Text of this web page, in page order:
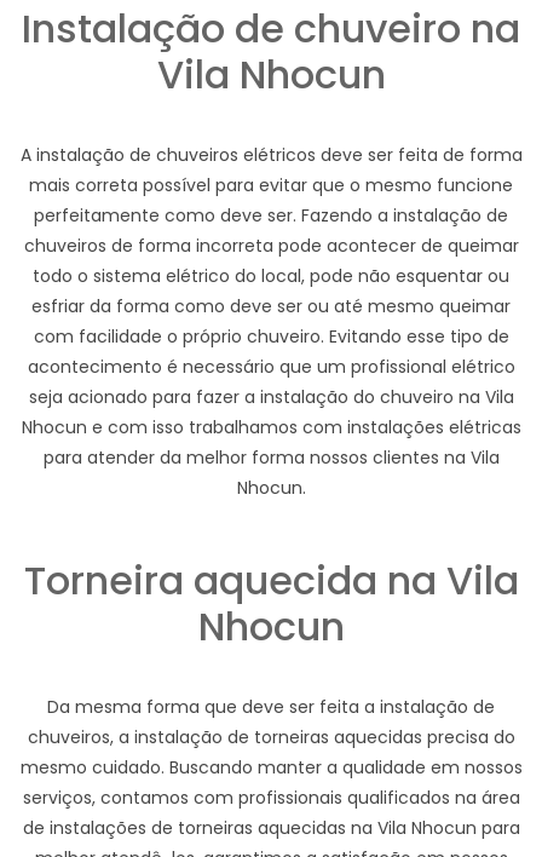
Instalação de chuveiro na
Vila Nhocun
A instalação de chuveiros elétricos deve ser feita de forma
mais correta possível para evitar que o mesmo funcione
perfeitamente como deve ser. Fazendo a instalação de
chuveiros de forma incorreta pode acontecer de queimar
todo o sistema elétrico do local, pode não esquentar ou
esfriar da forma como deve ser ou até mesmo queimar
com facilidade o próprio chuveiro. Evitando esse tipo de
acontecimento é necessário que um profissional elétrico
seja acionado para fazer a instalação do chuveiro na Vila
Nhocun e com isso trabalhamos com instalações elétricas
para atender da melhor forma nossos clientes na Vila
Nhocun.
Torneira aquecida na Vila
Nhocun
Da mesma forma que deve ser feita a instalação de
chuveiros, a instalação de torneiras aquecidas precisa do
mesmo cuidado. Buscando manter a qualidade em nossos
serviços, contamos com profissionais qualificados na área
de instalações de torneiras aquecidas na Vila Nhocun para